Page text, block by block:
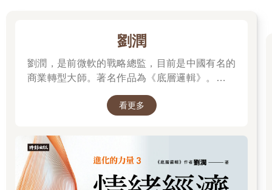
2024年，行政院主計總處與中研院合作，開始嘗試在CPI中納入
「新興數位消費支出項目」，包括OTT影音、虛擬會議服務、線
上教育課程等，藉以更精準反映現代家庭消費樣貌。這項改革若
PPI的訊號意義：企業成本壓力下的價格轉嫁
與CPI相比，PPI能更早揭示企業面臨的成本壓力，成為預測通膨
趨勢的領先指標。舉例而言，當國際原油價格上漲時，PPI將因能
源與運輸成本上升而快速反映，而CPI則需等到成品價格變動後才
會跟上。
劉潤
劉潤，是前微軟的戰略總監，目前是中國有名的
商業轉型大師。著名作品為《底層邏輯》。唯有
的世界中，認清所有真相！
看更多